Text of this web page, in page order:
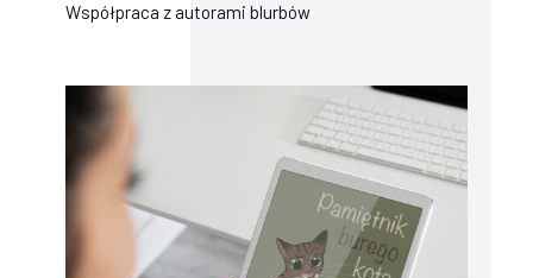
Współpraca z autorami blurbów